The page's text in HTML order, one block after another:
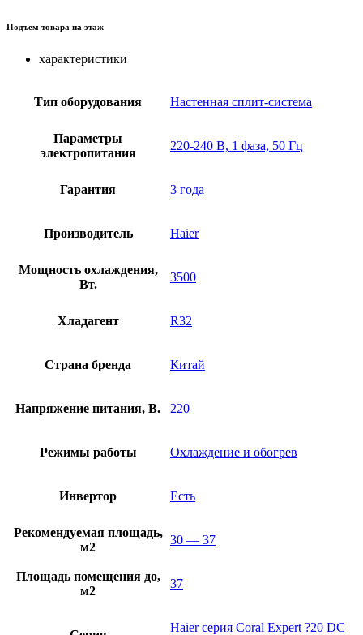
Подъем товара на этаж
характеристики
Тип оборудования Настенная сплит-система
Параметры
электропитания
220-240 В, 1 фаза, 50 Гц
Гарантия 3 года
Производитель Haier
Мощность охлаждения,
Вт.
3500
Хладагент R32
Страна бренда Китай
Напряжение питания, В. 220
Режимы работы Охлаждение и обогрев
Инвертор Есть
Рекомендуемая площадь,
м2
30 — 37
Площадь помещения до,
м2
37
Haier серия Coral Expert ?20 DC